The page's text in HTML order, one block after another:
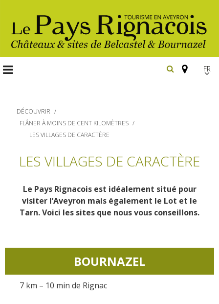
FR
Les
incontournables
Belcastel, village et château
Bournazel, village et château
en Ségala "Al travers"
Randonnée
pédestre
En vélo, à vtt
Loisirs d'eau
Activités
Gîtes et locations
résidences de
Chambres
d'hôtes
La chataîgne
Les vignes
DÉCOUVRIR
FLÂNER À MOINS DE CENT KILOMÈTRES
LES VILLAGES DE CARACTÈRE
LES VILLAGES DE CARACTÈRE
Le Pays Rignacois est idéalement situé pour
visiter l’Aveyron mais également le Lot et le
Tarn. Voici les sites que nous vous conseillons.
BOURNAZEL
7 km – 10 min de Rignac